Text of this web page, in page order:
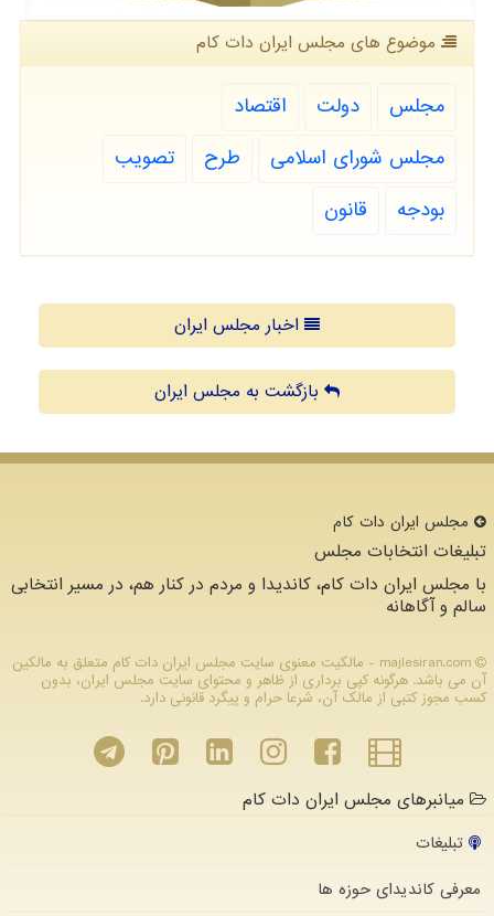
موضوع های مجلس ایران دات كام
مجلس دولت
اقتصاد
مجلس شورای اسلامی
طرح
تصویب
بودجه
قانون
اخبار مجلس ایران
بازگشت به مجلس ایران
مجلس ایران دات كام
تبلیغات انتخابات مجلس
با مجلس ایران دات کام، کاندیدا و مردم در کنار هم، در مسیر انتخابی
سالم و آگاهانه
majlesiran.com - مالکیت معنوی سایت مجلس ایران دات كام متعلق به مالکین
آن می باشد. هرگونه کپی برداری از ظاهر و محتوای سایت مجلس ایران، بدون
کسب مجوز کتبی از مالک آن، شرعا حرام و پیگرد قانونی دارد.
میانبرهای مجلس ایران دات کام
تبلیغات
معرفی کاندیدای حوزه ها